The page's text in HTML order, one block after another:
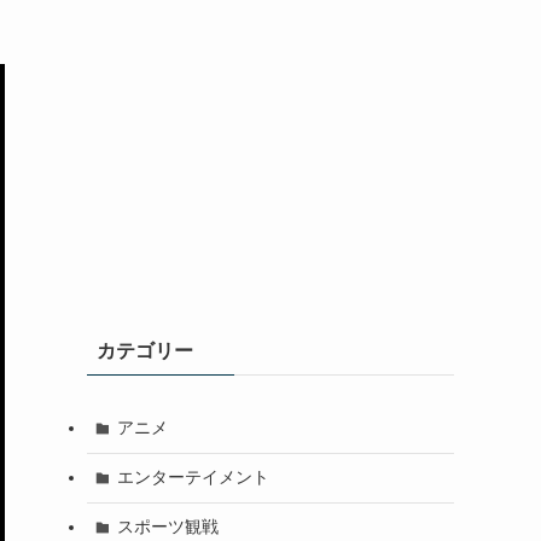
カテゴリー
アニメ
エンターテイメント
スポーツ観戦